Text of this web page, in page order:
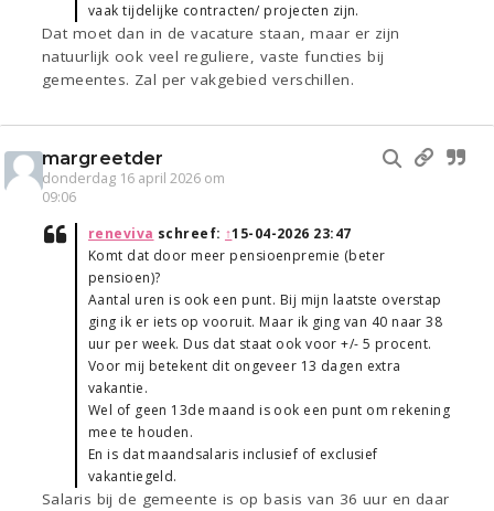
vaak tijdelijke contracten/ projecten zijn.
Dat moet dan in de vacature staan, maar er zijn
natuurlijk ook veel reguliere, vaste functies bij
gemeentes. Zal per vakgebied verschillen.
margreetder
donderdag 16 april 2026 om
09:06
reneviva schreef: ↑15-04-2026 23:47
Komt dat door meer pensioenpremie (beter
pensioen)?
Aantal uren is ook een punt. Bij mijn laatste overstap
ging ik er iets op vooruit. Maar ik ging van 40 naar 38
uur per week. Dus dat staat ook voor +/- 5 procent.
Voor mij betekent dit ongeveer 13 dagen extra
vakantie.
Wel of geen 13de maand is ook een punt om rekening
mee te houden.
En is dat maandsalaris inclusief of exclusief
vakantiegeld.
Salaris bij de gemeente is op basis van 36 uur en daar